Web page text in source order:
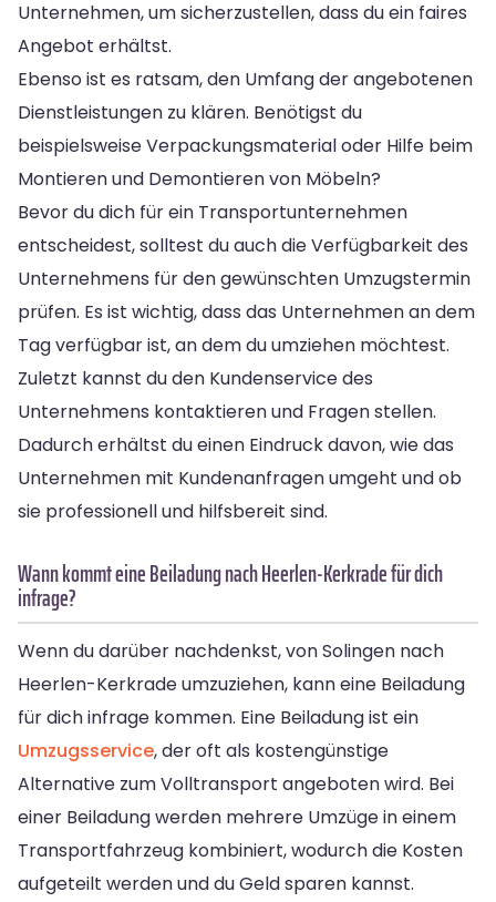
Unternehmen, um sicherzustellen, dass du ein faires
Angebot erhältst.
Ebenso ist es ratsam, den Umfang der angebotenen
Dienstleistungen zu klären. Benötigst du
beispielsweise Verpackungsmaterial oder Hilfe beim
Montieren und Demontieren von Möbeln?
Bevor du dich für ein Transportunternehmen
entscheidest, solltest du auch die Verfügbarkeit des
Unternehmens für den gewünschten Umzugstermin
prüfen. Es ist wichtig, dass das Unternehmen an dem
Tag verfügbar ist, an dem du umziehen möchtest.
Zuletzt kannst du den Kundenservice des
Unternehmens kontaktieren und Fragen stellen.
Dadurch erhältst du einen Eindruck davon, wie das
Unternehmen mit Kundenanfragen umgeht und ob
sie professionell und hilfsbereit sind.
Wann kommt eine Beiladung nach Heerlen-Kerkrade für dich
infrage?
Wenn du darüber nachdenkst, von Solingen nach
Heerlen-Kerkrade umzuziehen, kann eine Beiladung
für dich infrage kommen. Eine Beiladung ist ein
Umzugsservice, der oft als kostengünstige
Alternative zum Volltransport angeboten wird. Bei
einer Beiladung werden mehrere Umzüge in einem
Transportfahrzeug kombiniert, wodurch die Kosten
aufgeteilt werden und du Geld sparen kannst.